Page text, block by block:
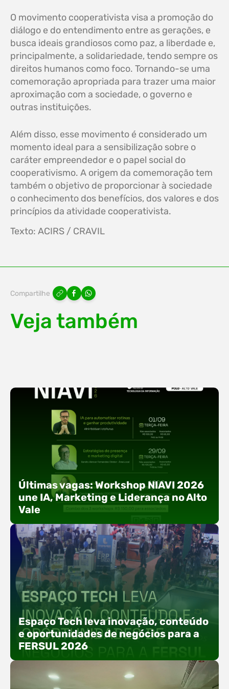
O movimento cooperativista visa a promoção do
diálogo e do entendimento entre as gerações, e
busca ideais grandiosos como paz, a liberdade e,
principalmente, a solidariedade, tendo sempre os
direitos humanos como foco. Tornando-se uma
comemoração apropriada para trazer uma maior
aproximação com a sociedade, o governo e
outras instituições.
Além disso, esse movimento é considerado um
momento ideal para a sensibilização sobre o
caráter empreendedor e o papel social do
cooperativismo. A origem da comemoração tem
também o objetivo de proporcionar à sociedade
o conhecimento dos benefícios, dos valores e dos
princípios da atividade cooperativista.
Texto: ACIRS / CRAVIL
Compartilhe
Veja também
Últimas vagas: Workshop NIAVI 2026
une IA, Marketing e Liderança no Alto
Vale
Com o objetivo de impulsionar a produtividade, a
presença digital e a gestão nas empresas do
Alto Vale, o Núcleo de Tecnologia da Informação
(NIAVI), Polo ACATE-ACIRS, realiza a edição
2026 do Workshop NIAVI. O evento foi
em três encontros práticos ao longo dos meses
de setembro e outubro,…
Espaço Tech leva inovação, conteúdo
e oportunidades de negócios para a
FERSUL 2026